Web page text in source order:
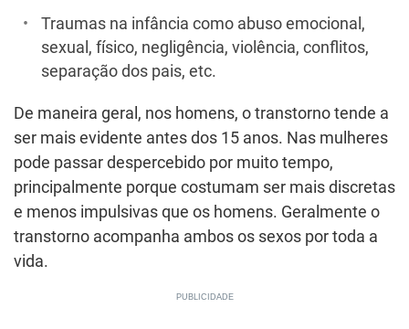
Traumas na infância como abuso emocional,
sexual, físico, negligência, violência, conflitos,
separação dos pais, etc.
De maneira geral, nos homens, o transtorno tende a
ser mais evidente antes dos 15 anos. Nas mulheres
pode passar despercebido por muito tempo,
principalmente porque costumam ser mais discretas
e menos impulsivas que os homens. Geralmente o
transtorno acompanha ambos os sexos por toda a
vida.